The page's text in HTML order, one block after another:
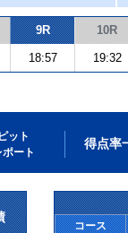
9R 10R
18:57 19:32
ピット
ポート
得点率
コース